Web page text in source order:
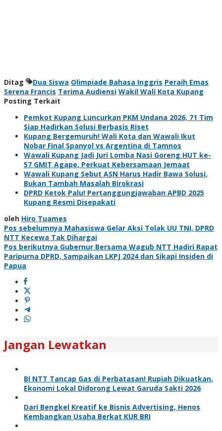
Ditag Dua Siswa Olimpiade Bahasa Inggris Peraih Emas
Serena Francis Terima Audiensi Wakil Wali Kota Kupang
Posting Terkait
Pemkot Kupang Luncurkan PKM Undana 2026, 71 Tim
Siap Hadirkan Solusi Berbasis Riset
Kupang Bergemuruh! Wali Kota dan Wawali Ikut
Nobar Final Spanyol vs Argentina di Tamnos
Wawali Kupang Jadi Juri Lomba Nasi Goreng HUT ke-
57 GMIT Agape, Perkuat Kebersamaan Jemaat
Wawali Kupang Sebut ASN Harus Hadir Bawa Solusi,
Bukan Tambah Masalah Birokrasi
DPRD Ketok Palu! Pertanggungjawaban APBD 2025
Kupang Resmi Disepakati
oleh Hiro Tuames
Navigasi
pos
Pos sebelumnya Mahasiswa Gelar Aksi Tolak UU TNI, DPRD
NTT Kecewa Tak Dihargai
Pos berikutnya Gubernur Bersama Wagub NTT Hadiri Rapat
Paripurna DPRD, Sampaikan LKPJ 2024 dan Sikapi Insiden di
Papua
Jangan Lewatkan
BI NTT Tancap Gas di Perbatasan! Rupiah Dikuatkan,
Ekonomi Lokal Didorong Lewat Garuda Sakti 2026
Dari Bengkel Kreatif ke Bisnis Advertising, Henos
Kembangkan Usaha Berkat KUR BRI